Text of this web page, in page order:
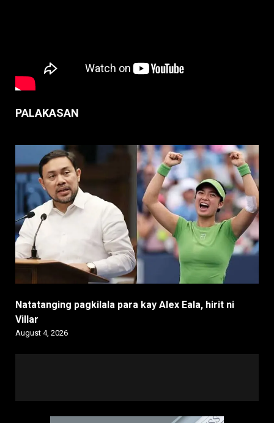
PALAKASAN
Natatanging pagkilala para kay Alex Eala, hirit ni
Villar
August 4, 2026